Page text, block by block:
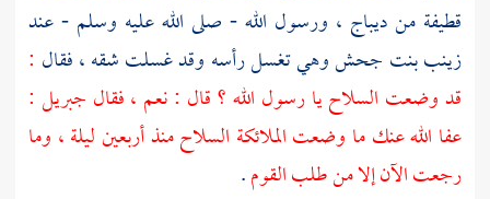
قطيفة من ديباج ، ورسول الله - صلى الله عليه وسلم - عند
زينب بنت جحشوهي تغسل رأسه وقد غسلت شقه ، فقال :
قد وضعت السلاح يا رسول الله ؟ قال : نعم ، فقال جبريل :
عفا الله عنك ما وضعت الملائكة السلاح منذ أربعين ليلة ، وما
رجعت الآن إلا من طلب القوم.